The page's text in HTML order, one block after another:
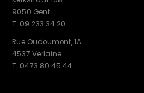
9050 Gent
T. 09 233 34 20
Rue Oudoumont, 1A
4537 Verlaine
T. 0473 80 45 44